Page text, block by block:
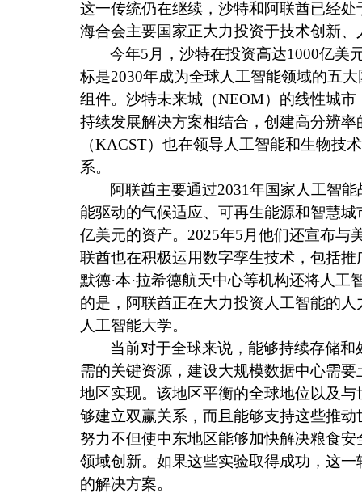
这一传统仍在继续，沙特和阿联酋已经
海合会主要国家正大力投资于技术创新
今年5 月，沙特在投资高达1000亿美
标是2030年成为全球人工智能领域的五
组件。沙特未来城（NEOM）的线性城市
持续发展解决方案相结合，创建高分辨
（KACST）也在领导人工智能和生物技
系。
阿联酋主要通过2031年国家人工智
能驱动的气候适应、可再生能源和智慧
亿美元的资产。 2025年5 月他们还宣布与
联酋也在积极运用数字孪生技术，包括
默德·本·拉希德航天中心等机构还将人
的是，阿联酋正在大力投资人工智能的
人工智能大学。
当前对于全球来说，能够持续存储
需的关键资源，建设大规模数据中心需
地区实现。该地区平衡的全球地位以及
够建立双赢关系，而且能够支持这些推
努力不但使中东地区能够加快解决粮食
领域创新。如果这些实验取得成功，这
的解决方案。